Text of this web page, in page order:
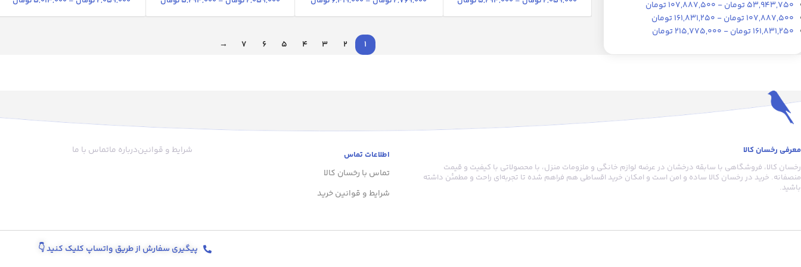
قرمز روشن
قرمز کروم
قهوه‌ای خاکی
کرم استخوانی
گندمی
نارنجی فلورسنت
وانیلی 4
آبی آسمانی 13
آبی کدر 6
53,943,750تومان-
107,887,500تومان
107,887,500تومان-
161,831,250تومان
161,831,250تومان-
215,775,000تومان
1
2
3
4
5
6
7
→
معرفی رخسان کالا
رخسان کالا، فروشگاهی با سابقه درخشان در عرضه لوازم خانگی و ملزومات منزل، با محصولاتی با کیفیت و قیمت
منصفانه. خرید در رخسان کالا ساده و امن است و امکان خرید اقساطی هم فراهم شده تا تجربه‌ای راحت و مطمئن داشته
باشید.
اطلاعات تماس
تماس با رخسان کالا
شرایط و قوانین خرید
شرایط و قوانیندرباره ماتماس با ما
پیگیری سفارش از طریق واتساپ کلیک کنید👇